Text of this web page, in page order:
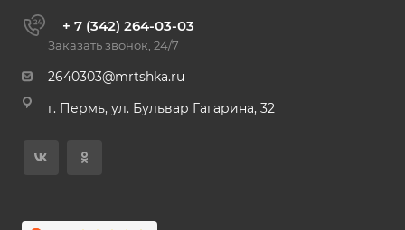
+ 7 (342) 264-03-03
Заказать звонок, 24/7
2640303@mrtshka.ru
г. Пермь, ул. Бульвар Гагарина, 32